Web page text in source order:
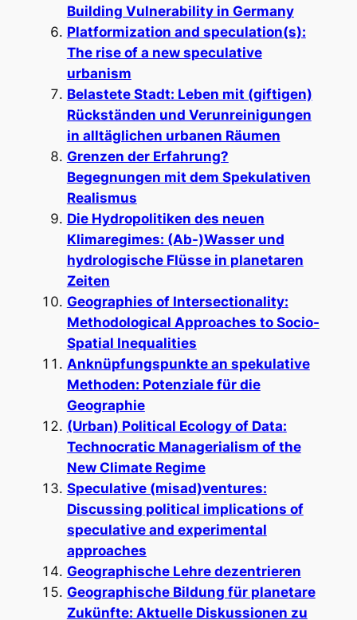
Building Vulnerability in Germany
Platformization and speculation(s):
The rise of a new speculative
urbanism
Belastete Stadt: Leben mit (giftigen)
Rückständen und Verunreinigungen
in alltäglichen urbanen Räumen
Grenzen der Erfahrung?
Begegnungen mit dem Spekulativen
Realismus
Die Hydropolitiken des neuen
Klimaregimes: (Ab-)Wasser und
hydrologische Flüsse in planetaren
Zeiten
Geographies of Intersectionality:
Methodological Approaches to Socio-
Spatial Inequalities
Anknüpfungspunkte an spekulative
Methoden: Potenziale für die
Geographie
(Urban) Political Ecology of Data:
Technocratic Managerialism of the
New Climate Regime
Speculative (misad)ventures:
Discussing political implications of
speculative and experimental
approaches
Geographische Lehre dezentrieren
Geographische Bildung für planetare
Zukünfte: Aktuelle Diskussionen zu